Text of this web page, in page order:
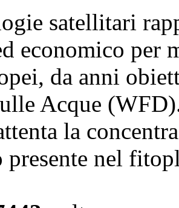
satellitari
economico per
da anni
Acque
la
presente nel